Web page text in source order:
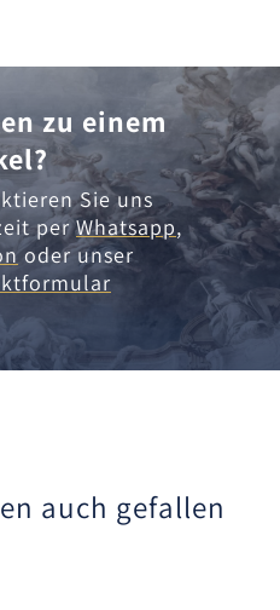
zu einem
Sie uns
perWhatsapp,
oder unser
auch gefallen